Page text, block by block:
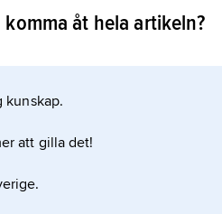
Alicia Alonso till Havanna
nationalbalett. Fram till
vid nationalbaletten; till
Acosta
åt hela artikeln?
att gilla det!